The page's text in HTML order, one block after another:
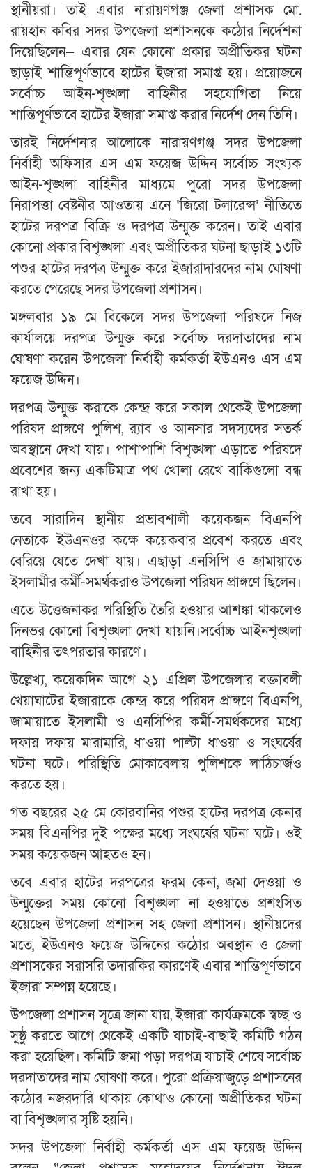
স্থানীয়রা। তাই এবার নারায়ণগঞ্জ জেলা প্রশাসক মো.
রায়হান কবির সদর উপজেলা প্রশাসনকে কঠোর নির্দেশনা
দিয়েছিলেন— এবার যেন কোনো প্রকার অপ্রীতিকর ঘটনা
ছাড়াই শান্তিপূর্ণভাবে হাটের ইজারা সমাপ্ত হয়। প্রয়োজনে
সর্বোচ্চ আইন-শৃঙ্খলা বাহিনীর সহযোগিতা নিয়ে
শান্তিপূর্ণভাবে হাটের ইজারা সমাপ্ত করার নির্দেশ দেন তিনি।
তারই নির্দেশনার আলোকে নারায়ণগঞ্জ সদর উপজেলা
নির্বাহী অফিসার এস এম ফয়েজ উদ্দিন সর্বোচ্চ সংখ্যক
আইন-শৃঙ্খলা বাহিনীর মাধ্যমে পুরো সদর উপজেলা
নিরাপত্তা বেষ্টনীর আওতায় এনে ‘জিরো টলারেন্স’ নীতিতে
হাটের দরপত্র বিক্রি ও দরপত্র উন্মুক্ত করেন। তাই এবার
কোনো প্রকার বিশৃঙ্খলা এবং অপ্রীতিকর ঘটনা ছাড়াই ১৩টি
পশুর হাটের দরপত্র উন্মুক্ত করে ইজারাদারদের নাম ঘোষণা
করতে পেরেছে সদর উপজেলা প্রশাসন।
মঙ্গলবার ১৯ মে বিকেলে সদর উপজেলা পরিষদে নিজ
কার্যালয়ে দরপত্র উন্মুক্ত করে সর্বোচ্চ দরদাতাদের নাম
ঘোষণা করেন উপজেলা নির্বাহী কর্মকর্তা ইউএনও এস এম
ফয়েজ উদ্দিন।
দরপত্র উন্মুক্ত করাকে কেন্দ্র করে সকাল থেকেই উপজেলা
পরিষদ প্রাঙ্গণে পুলিশ, র‌্যাব ও আনসার সদস্যদের সতর্ক
অবস্থানে দেখা যায়। পাশাপাশি বিশৃঙ্খলা এড়াতে পরিষদে
প্রবেশের জন্য একটিমাত্র পথ খোলা রেখে বাকিগুলো বন্ধ
রাখা হয়।
তবে সারাদিন স্থানীয় প্রভাবশালী কয়েকজন বিএনপি
নেতাকে ইউএনওর কক্ষে কয়েকবার প্রবেশ করতে এবং
বেরিয়ে যেতে দেখা যায়। এছাড়া এনসিপি ও জামায়াতে
ইসলামীর কর্মী-সমর্থকরাও উপজেলা পরিষদ প্রাঙ্গণে ছিলেন।
এতে উত্তেজনাকর পরিস্থিতি তৈরি হওয়ার আশঙ্কা থাকলেও
দিনভর কোনো বিশৃঙ্খলা দেখা যায়নি।সর্বোচ্চ আইনশৃঙ্খলা
বাহিনীর তৎপরতার কারণে।
উল্লেখ্য, কয়েকদিন আগে ২১ এপ্রিল উপজেলার বক্তাবলী
খেয়াঘাটের ইজারাকে কেন্দ্র করে পরিষদ প্রাঙ্গণে বিএনপি,
জামায়াতে ইসলামী ও এনসিপির কর্মী-সমর্থকদের মধ্যে
দফায় দফায় মারামারি, ধাওয়া পাল্টা ধাওয়া ও সংঘর্ষের
ঘটনা ঘটে। পরিস্থিতি মোকাবেলায় পুলিশকে লাঠিচার্জও
করতে হয়।
গত বছরের ২৫ মে কোরবানির পশুর হাটের দরপত্র কেনার
সময় বিএনপির দুই পক্ষের মধ্যে সংঘর্ষের ঘটনা ঘটে। ওই
সময় কয়েকজন আহতও হন।
তবে এবার হাটের দরপত্রের ফরম কেনা, জমা দেওয়া ও
উন্মুক্তের সময় কোনো বিশৃঙ্খলা না হওয়াতে প্রশংসিত
হয়েছেন উপজেলা প্রশাসন সহ জেলা প্রশাসন। স্থানীয়দের
মতে, ইউএনও ফয়েজ উদ্দিনের কঠোর অবস্থান ও জেলা
প্রশাসকের সরাসরি তদারকির কারণেই এবার শান্তিপূর্ণভাবে
ইজারা সম্পন্ন হয়েছে।
উপজেলা প্রশাসন সূত্রে জানা যায়, ইজারা কার্যক্রমকে স্বচ্ছ ও
সুষ্ঠু করতে আগে থেকেই একটি যাচাই-বাছাই কমিটি গঠন
করা হয়েছিল। কমিটি জমা পড়া দরপত্র যাচাই শেষে সর্বোচ্চ
দরদাতাদের নাম ঘোষণা করে। পুরো প্রক্রিয়াজুড়ে প্রশাসনের
কঠোর নজরদারি থাকায় কোথাও কোনো অপ্রীতিকর ঘটনা
বা বিশৃঙ্খলার সৃষ্টি হয়নি।
সদর উপজেলা নির্বাহী কর্মকর্তা এস এম ফয়েজ উদ্দিন